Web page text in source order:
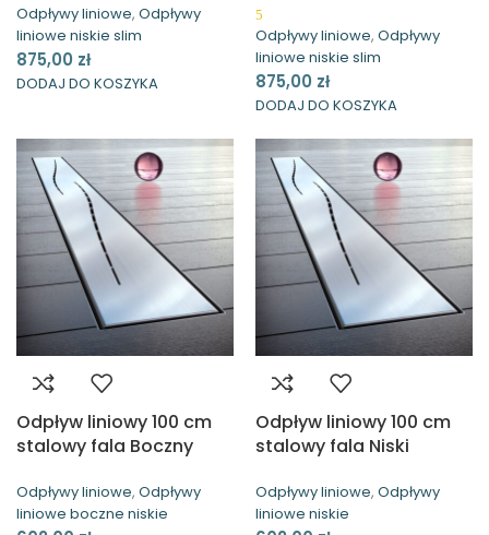
Odpływy liniowe, Odpływy
liniowe niskie slim
875,00 zł
DODAJ DO KOSZYKA
5
Odpływy liniowe, Odpływy
liniowe niskie slim
875,00 zł
DODAJ DO KOSZYKA
Odpływ liniowy 100 cm
stalowy fala Boczny
Odpływy liniowe, Odpływy
liniowe boczne niskie
Odpływ liniowy 100 cm
stalowy fala Niski
Odpływy liniowe, Odpływy
liniowe niskie